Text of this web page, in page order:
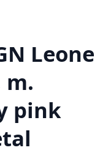
Leone
m.
pink